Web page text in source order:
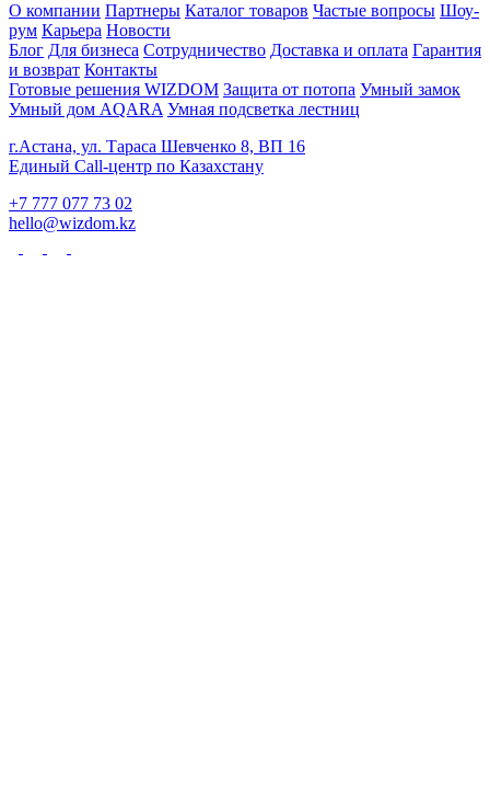
О компании Партнеры Каталог товаров Частые вопросы Шоу-
рум Карьера Новости
Блог Для бизнеса Сотрудничество Доставка и оплата Гарантия
и возврат Контакты
Готовые решения WIZDOM Защита от потопа Умный замок
Умный дом AQARA Умная подсветка лестниц
г.Астана, ул. Тараса Шевченко 8, ВП 16
Единый Call-центр по Казахстану
+7 777 077 73 02
hello@wizdom.kz